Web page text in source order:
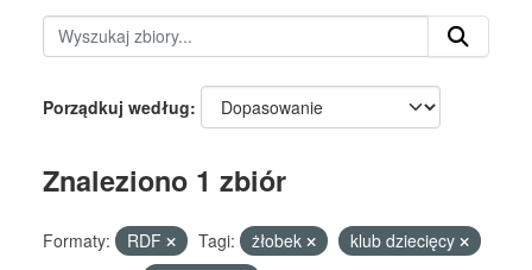
Porządkuj według
Znaleziono 1 zbiór
Formaty: RDF Tagi: żłobek
klub dziecięcy